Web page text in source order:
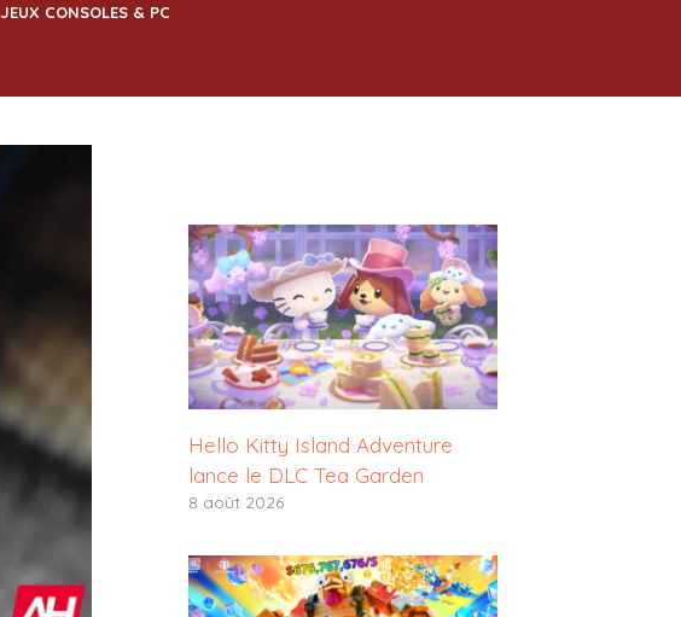
JEUX CONSOLES & PC
Hello Kitty Island Adventure
lance le DLC Tea Garden
8 août 2026